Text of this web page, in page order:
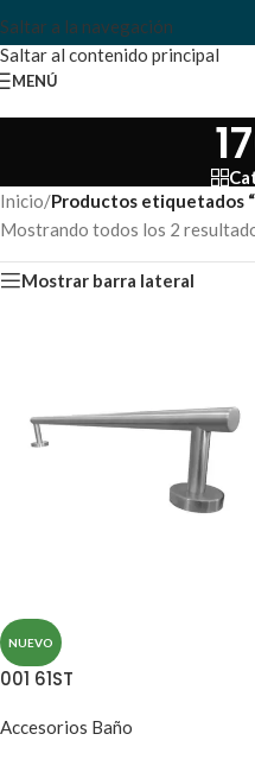
Saltar a la navegación
Saltar al contenido principal
MENÚ
Inicio/Productos etiquetados
Mostrando todos los 2
Mostrar barra lateral
NUEVO
001 61ST
Accesorios Baño